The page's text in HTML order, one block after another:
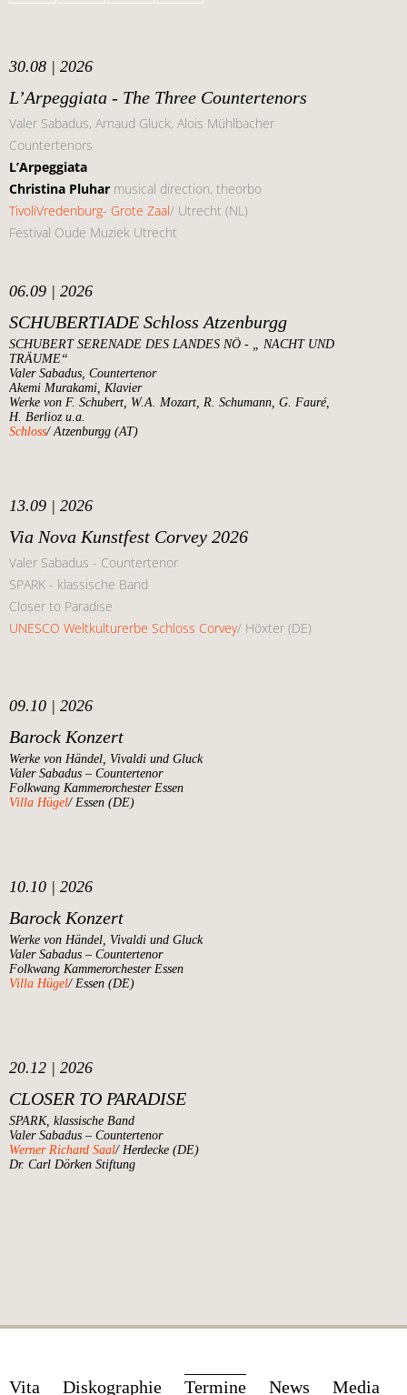
30.08 | 2026
L’Arpeggiata - The Three Countertenors
Valer Sabadus, Arnaud Gluck, Alois Mühlbacher
Countertenors
L’Arpeggiata
Christina Pluhar musical direction, theorbo
TivoliVredenburg- Grote Zaal/ Utrecht (NL)
Festival Oude Muziek Utrecht
06.09 | 2026
SCHUBERTIADE Schloss Atzenburgg
SCHUBERT SERENADE DES LANDES NÖ - „ NACHT UND
TRÄUME“
Valer Sabadus, Countertenor
Akemi Murakami, Klavier
Werke von F. Schubert, W.A. Mozart, R. Schumann, G. Fauré,
H. Berlioz u.a.
Schloss/ Atzenburgg (AT)
13.09 | 2026
Via Nova Kunstfest Corvey 2026
Valer Sabadus - Countertenor
SPARK - klassische Band
Closer to Paradise
UNESCO Weltkulturerbe Schloss Corvey/ Höxter (DE)
09.10 | 2026
Barock Konzert
Werke von Händel, Vivaldi und Gluck
Valer Sabadus – Countertenor
Folkwang Kammerorchester Essen
Villa Hügel/ Essen (DE)
10.10 | 2026
Barock Konzert
Werke von Händel, Vivaldi und Gluck
Valer Sabadus – Countertenor
Folkwang Kammerorchester Essen
Villa Hügel/ Essen (DE)
20.12 | 2026
CLOSER TO PARADISE
SPARK, klassische Band
Valer Sabadus – Countertenor
Werner Richard Saal/ Herdecke (DE)
Dr. Carl Dörken Stiftung
Navigation
Vita Diskographie Termine News Media